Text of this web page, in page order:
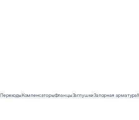
ПереходыКомпенсаторыФланцыЗаглушкиЗапорная арматура